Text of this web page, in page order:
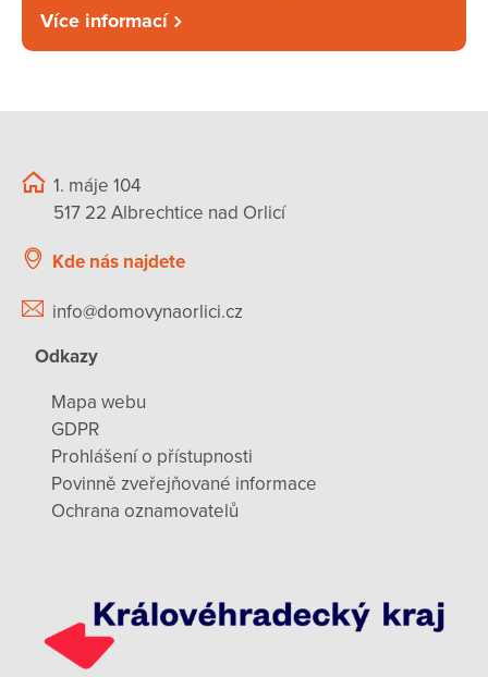
Více informací
1. máje 104
517 22 Albrechtice nad Orlicí
Kde nás najdete
info@domovynaorlici.cz
Odkazy
Mapa webu
GDPR
Prohlášení o přístupnosti
Povinně zveřejňované informace
Ochrana oznamovatelů